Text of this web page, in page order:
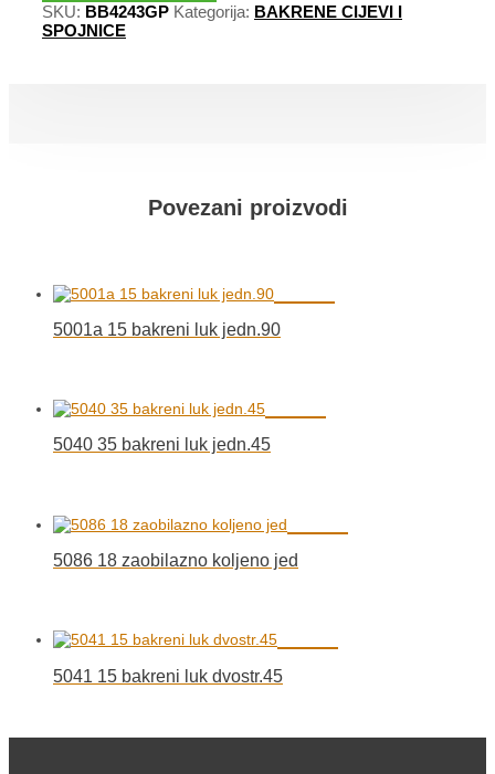
SKU: BB4243GP Kategorija: BAKRENE CIJEVI I
SPOJNICE
Povezani proizvodi
5001a 15 bakreni luk jedn.90
5040 35 bakreni luk jedn.45
5086 18 zaobilazno koljeno jed
5041 15 bakreni luk dvostr.45